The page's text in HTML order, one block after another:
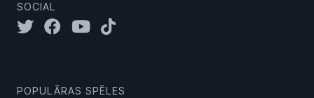
SOCIAL
POPULĀRAS SPĒLES